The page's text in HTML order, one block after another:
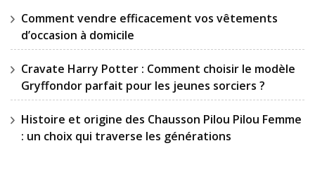
Comment vendre efficacement vos vêtements
d’occasion à domicile
Cravate Harry Potter : Comment choisir le modèle
Gryffondor parfait pour les jeunes sorciers ?
Histoire et origine des Chausson Pilou Pilou Femme
: un choix qui traverse les générations